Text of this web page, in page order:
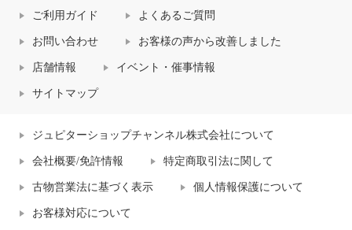
ご利用ガイド よくあるご質問
お問い合わせ お客様の声から改善しました
店舗情報 イベント・催事情報
サイトマップ
ジュピターショップチャンネル株式会社について
会社概要/免許情報 特定商取引法に関して
古物営業法に基づく表示 個人情報保護について
お客様対応について